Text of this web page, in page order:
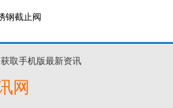
钢截止阀
取手机版最新资讯
网